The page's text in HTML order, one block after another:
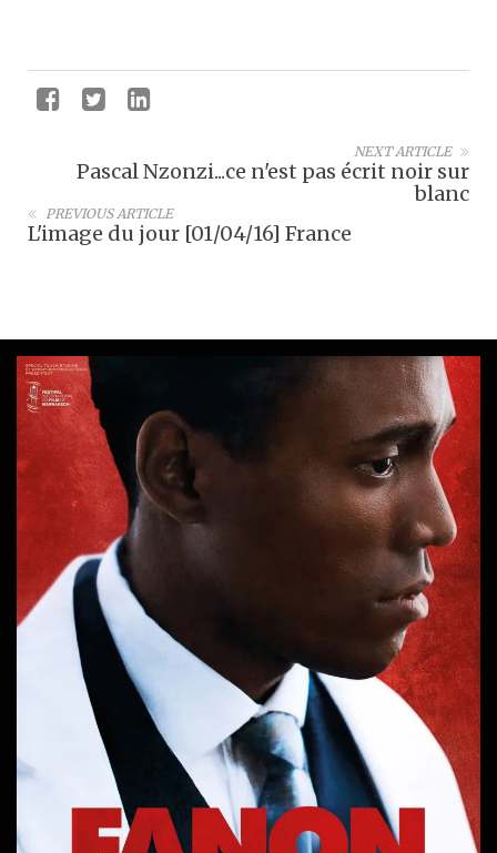
NEXT ARTICLE
Pascal Nzonzi...ce n'est pas écrit noir sur
blanc
PREVIOUS ARTICLE
L'image du jour [01/04/16] France